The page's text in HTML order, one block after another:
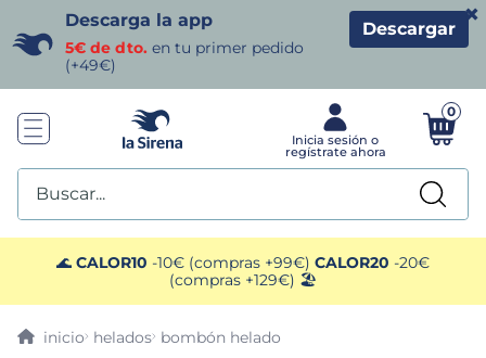
Descarga la app
5€ de dto. en tu primer pedido
(+49€)
Descargar
×
0
Buscar...
🌊 CALOR10 -10€ (compras +99€) CALOR20 -20€
(compras +129€) 🏖️
helados bombón helado
TÉRMINOS MÁS BUSCADOS
1. helados sirena